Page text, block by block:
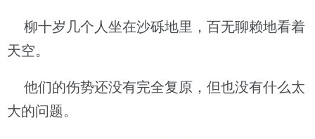
柳十岁几个人坐在沙砾地里，百无聊赖地看着
天空。
他们的伤势还没有完全复原，但也没有什么太
大的问题。